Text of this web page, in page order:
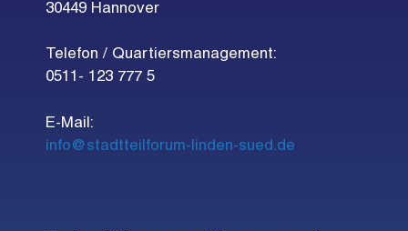
30449 Hannover
Telefon / Quartiersmanagement:
0511- 123 777 5
E-Mail:
info@stadtteilforum-linden-sued.de